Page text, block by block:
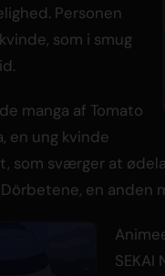
Personen
som i smug
manga af Tomato
en ung kvinde
som sværger at
en anden